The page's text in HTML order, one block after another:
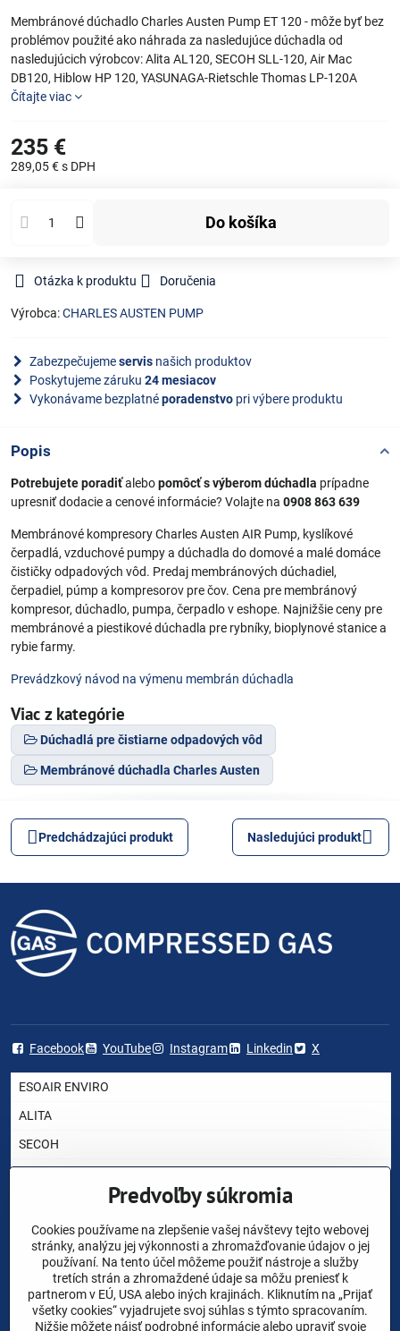
Membránové dúchadlo Charles Austen Pump ET 120 - môže byť bez
problémov použité ako náhrada za nasledujúce dúchadla od
nasledujúcich výrobcov: Alita AL120, SECOH SLL-120, Air Mac
DB120, Hiblow HP 120, YASUNAGA-Rietschle Thomas LP-120A
Čítajte viac
235 €
289,05 €s DPH
Do košíka
Otázka k produktu Doručenia
Výrobca:CHARLES AUSTEN PUMP
Zabezpečujemeservis našich produktov
Poskytujeme záruku 24 mesiacov
Vykonávame bezplatnéporadenstvo pri výbere produktu
Popis
Potrebujete poradiťalebopomôcť s výberom dúchadla prípadne
upresniť dodacie a cenové informácie? Volajte na 0908 863 639
Membránové kompresory Charles Austen AIR Pump, kyslíkové
čerpadlá, vzduchové pumpy a dúchadla do domové a malé domáce
čističky odpadových vôd. Predaj membránových dúchadiel,
čerpadiel, púmp a kompresorov pre čov. Cena pre membránový
kompresor, dúchadlo, pumpa, čerpadlo v eshope. Najnižšie ceny pre
membránové a piestikové dúchadla pre rybníky, bioplynové stanice a
rybie farmy.
Prevádzkový návod na výmenu membrán dúchadla
Viac z kategórie
Dúchadlá pre čistiarne odpadových vôd
Membránové dúchadla Charles Austen
Predchádzajúci produkt Nasledujúci produkt
Facebook YouTube Instagram Linkedin X
ESOAIR ENVIRO
ALITA
SECOH
YASUNAGA RIETSCHLE THOMAS
NITTO KOHKI
CHARLES AUSTEN
AKO VYBRAŤ DÚCHADLO ?
Predvoľby súkromia
Cookies používame na zlepšenie vašej návštevy tejto webovej
stránky, analýzu jej výkonnosti a zhromažďovanie údajov o jej
používaní. Na tento účel môžeme použiť nástroje a služby
tretích strán a zhromaždené údaje sa môžu preniesť k
partnerom v EÚ, USA alebo iných krajinách. Kliknutím na „Prijať
všetky cookies“ vyjadrujete svoj súhlas s týmto spracovaním.
Nižšie môžete nájsť podrobné informácie alebo upraviť svoje